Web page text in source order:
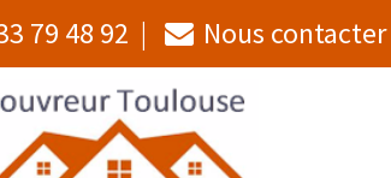
79 48 92 Nous contacter